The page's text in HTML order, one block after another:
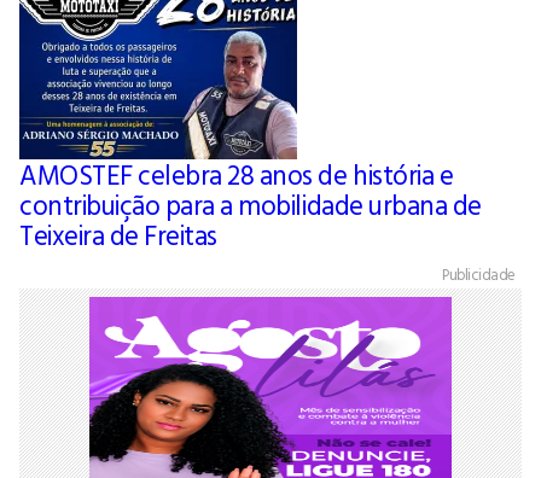
AMOSTEF celebra 28 anos de história e
contribuição para a mobilidade urbana de
Teixeira de Freitas
Publicidade